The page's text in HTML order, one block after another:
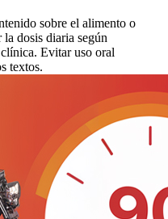
sobre el alimento o
dosis diaria según
Evitar uso oral
textos.